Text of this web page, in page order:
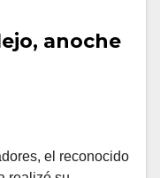
anoche
el reconocido